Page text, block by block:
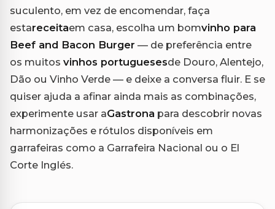
suculento, em vez de encomendar, faça
estareceitaem casa, escolha um bomvinho para
Beef and Bacon Burger — de preferência entre
os muitos vinhos portuguesesde Douro, Alentejo,
Dão ou Vinho Verde — e deixe a conversa fluir. E se
quiser ajuda a afinar ainda mais as combinações,
experimente usar aGastrona para descobrir novas
harmonizações e rótulos disponíveis em
garrafeiras como a Garrafeira Nacional ou o El
Corte Inglés.